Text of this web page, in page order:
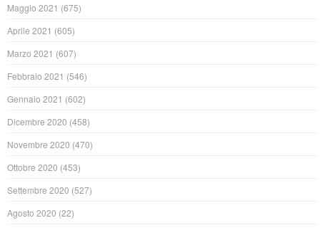
Maggio 2021 (675)
Aprile 2021 (605)
Marzo 2021 (607)
Febbraio 2021 (546)
Gennaio 2021 (602)
Dicembre 2020 (458)
Novembre 2020 (470)
Ottobre 2020 (453)
Settembre 2020 (527)
Agosto 2020 (22)